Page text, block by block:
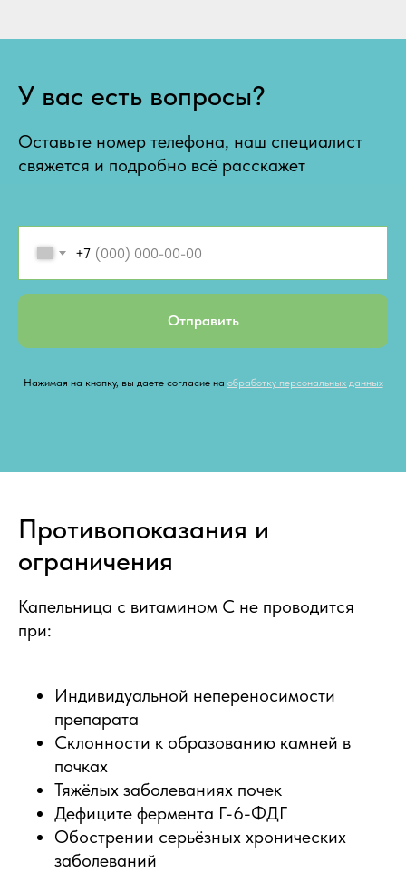
У вас есть вопросы?
Оставьте номер телефона, наш специалист
свяжется и подробно всё расскажет
+7
Отправить
Нажимая на кнопку, вы даете согласие на обработку персональных данных
Противопоказания и
ограничения
Капельница с витамином C не проводится
при:
Индивидуальной непереносимости
препарата
Склонности к образованию камней в
почках
Тяжёлых заболеваниях почек
Дефиците фермента Г-6-ФДГ
Обострении серьёзных хронических
заболеваний